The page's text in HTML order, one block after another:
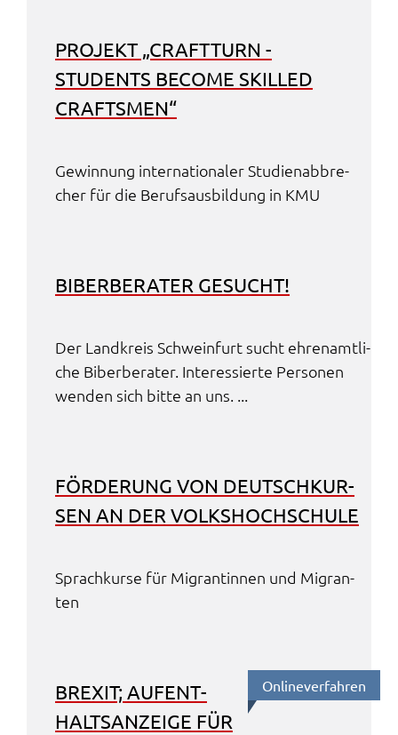
PROJEKT „CRAFT­TURN -
STUDENTS BECO­ME SKIL­LED
CRAFTS­MEN“
Gewin­nung inter­na­tio­na­ler Studi­en­ab­bre­
cher für die Berufs­aus­bil­dung in KMU
BIBER­BE­RA­TER GESUCHT!
Der Land­kreis Schwein­furt sucht ehren­amt­li­
che Biber­be­ra­ter. Inter­es­sier­te Perso­nen
wenden sich bitte an uns. ...
FÖRDE­RUNG VON DEUTSCH­KUR­
SEN AN DER VOLKS­HOCH­SCHU­LE
Sprach­kur­se für Migran­tin­nen und Migran­
ten
BREXIT; AUFENT­
HALTS­AN­ZEI­GE FÜR
Online­ver­fah­ren